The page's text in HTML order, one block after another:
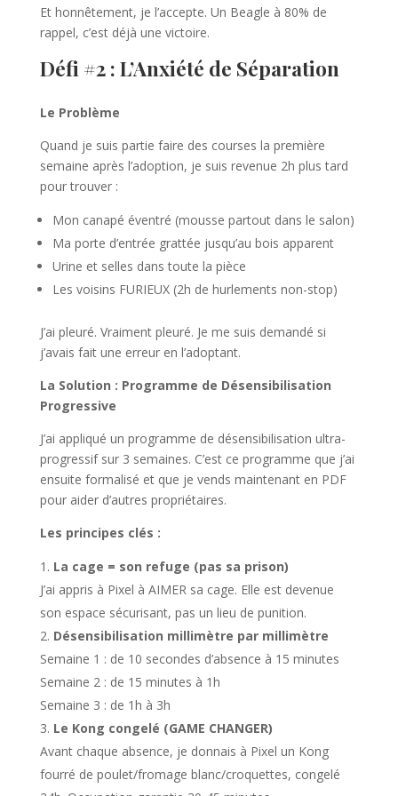
Et honnêtement, je l’accepte. Un Beagle à 80% de
rappel, c’est déjà une victoire.
Défi #2 : L’Anxiété de Séparation
Le Problème
Quand je suis partie faire des courses la première
semaine après l’adoption, je suis revenue 2h plus tard
pour trouver :
Mon canapé éventré (mousse partout dans le salon)
Ma porte d’entrée grattée jusqu’au bois apparent
Urine et selles dans toute la pièce
Les voisins FURIEUX (2h de hurlements non-stop)
J’ai pleuré. Vraiment pleuré. Je me suis demandé si
j’avais fait une erreur en l’adoptant.
La Solution : Programme de Désensibilisation
Progressive
J’ai appliqué un programme de désensibilisation ultra-
progressif sur 3 semaines. C’est ce programme que j’ai
ensuite formalisé et que je vends maintenant en PDF
pour aider d’autres propriétaires.
Les principes clés :
La cage = son refuge (pas sa prison)
J’ai appris à Pixel à AIMER sa cage. Elle est devenue
son espace sécurisant, pas un lieu de punition.
Désensibilisation millimètre par millimètre
Semaine 1 : de 10 secondes d’absence à 15 minutes
Semaine 2 : de 15 minutes à 1h
Semaine 3 : de 1h à 3h
Le Kong congelé (GAME CHANGER)
Avant chaque absence, je donnais à Pixel un Kong
fourré de poulet/fromage blanc/croquettes, congelé